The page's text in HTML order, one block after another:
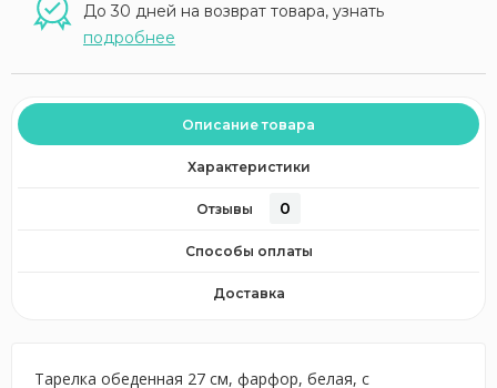
До 30 дней на возврат товара, узнать
подробнее
Описание товара
Характеристики
Отзывы 0
Способы оплаты
Доставка
Тарелка обеденная 27 см, фарфор, белая, с